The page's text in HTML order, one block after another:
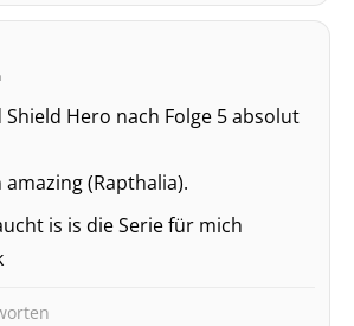
Hero nach Folge 5 absolut
amazing (Rapthalia).
is is die Serie für mich